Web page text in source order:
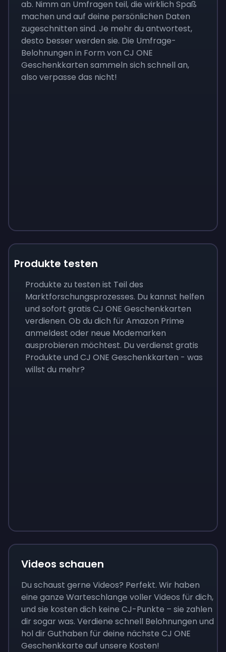
ab. Nimm an Umfragen teil, die wirklich Spaß
machen und auf deine persönlichen Daten
zugeschnitten sind. Je mehr du antwortest,
desto besser werden sie. Die Umfrage-
Belohnungen in Form von CJ ONE
Geschenkkarten sammeln sich schnell an,
also verpasse das nicht!
Produkte testen
Produkte zu testen ist Teil des
Marktforschungsprozesses. Du kannst helfen
und sofort gratis CJ ONE Geschenkkarten
verdienen. Ob du dich für Amazon Prime
anmeldest oder neue Modemarken
ausprobieren möchtest. Du verdienst gratis
Produkte und CJ ONE Geschenkkarten - was
willst du mehr?
Videos schauen
Du schaust gerne Videos? Perfekt. Wir haben
eine ganze Warteschlange voller Videos für dich,
und sie kosten dich keine CJ-Punkte – sie zahlen
dir sogar was. Verdiene schnell Belohnungen und
hol dir Guthaben für deine nächste CJ ONE
Geschenkkarte auf unsere Kosten!